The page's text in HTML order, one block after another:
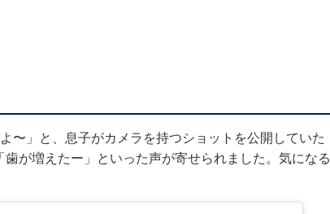
〜」と、息子がカメラを持つショットを公開していた
が増えたー」といった声が寄せられました。気になる